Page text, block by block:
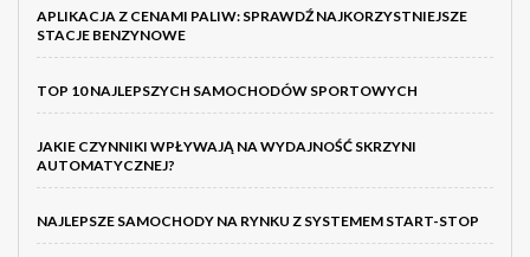
APLIKACJA Z CENAMI PALIW: SPRAWDŹ NAJKORZYSTNIEJSZE
STACJE BENZYNOWE
TOP 10 NAJLEPSZYCH SAMOCHODÓW SPORTOWYCH
JAKIE CZYNNIKI WPŁYWAJĄ NA WYDAJNOŚĆ SKRZYNI
AUTOMATYCZNEJ?
NAJLEPSZE SAMOCHODY NA RYNKU Z SYSTEMEM START-STOP